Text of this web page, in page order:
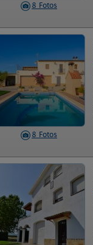
8 Fotos
8 Fotos